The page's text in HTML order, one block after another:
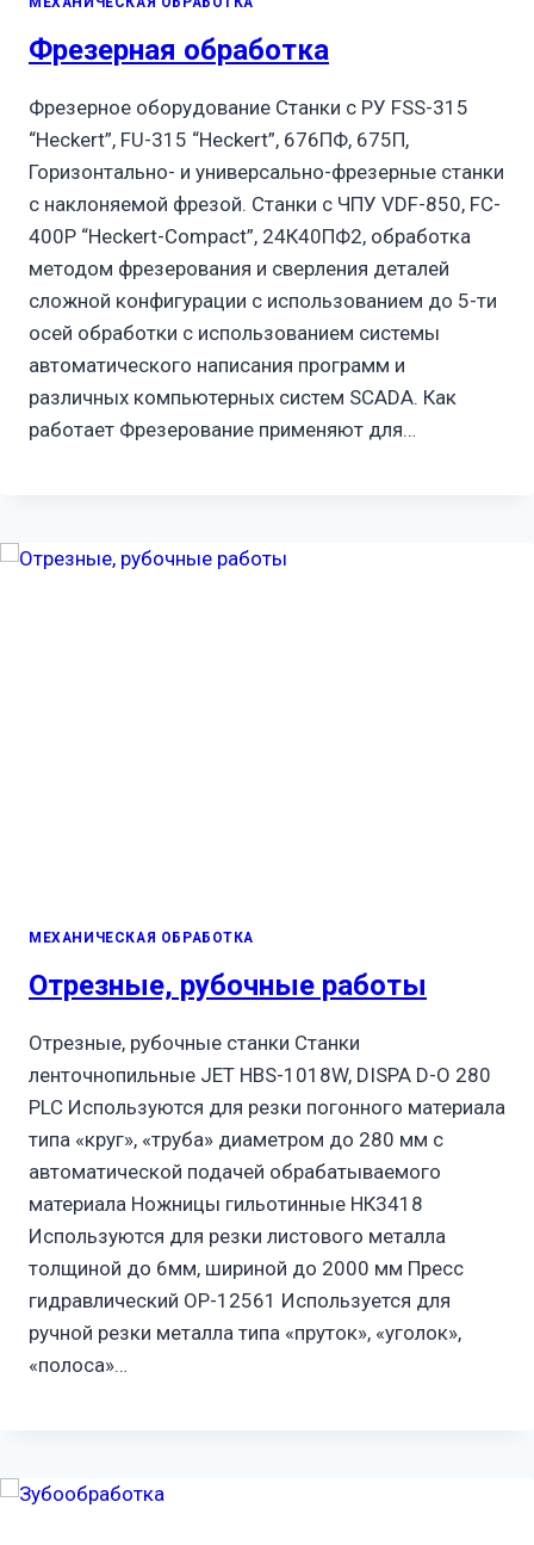
Фрезерная обработка
Фрезерное оборудование Станки с РУ FSS-315
“Heckert”, FU-315 “Heckert”, 676ПФ, 675П,
Горизонтально- и универсально-фрезерные станки
с наклоняемой фрезой. Станки с ЧПУ VDF-850, FC-
400P “Heckert-Compact”, 24К40ПФ2, обработка
методом фрезерования и сверления деталей
сложной конфигурации с использованием до 5-ти
осей обработки с использованием системы
автоматического написания программ и
различных компьютерных систем SCADA. Как
работает Фрезерование применяют для…
МЕХАНИЧЕСКАЯ ОБРАБОТКА
Отрезные, рубочные работы
Отрезные, рубочные станки Станки
ленточнопильные JET HBS-1018W, DISPA D-O 280
PLC Используются для резки погонного материала
типа «круг», «труба» диаметром до 280 мм с
автоматической подачей обрабатываемого
материала Ножницы гильотинные НК3418
Используются для резки листового металла
толщиной до 6мм, шириной до 2000 мм Пресс
гидравлический ОР-12561 Используется для
ручной резки металла типа «пруток», «уголок»,
«полоса»…